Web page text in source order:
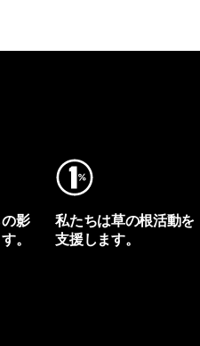
影
。
私たちは草の根活動を
支援します。